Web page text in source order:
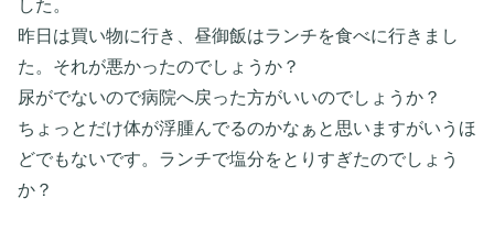
した。
昨日は買い物に行き、昼御飯はランチを食べに行きまし
た。それが悪かったのでしょうか？
尿がでないので病院へ戻った方がいいのでしょうか？
ちょっとだけ体が浮腫んでるのかなぁと思いますがいうほ
どでもないです。ランチで塩分をとりすぎたのでしょう
か？